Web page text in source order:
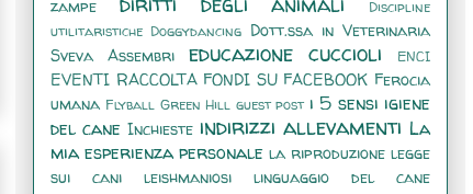
zampe
Discipline
utilitaristiche Doggydancing Dott.ssa in Veterinaria
Sveva Assembri
educazione cuccioli ENCI
EVENTI RACCOLTA FONDI SU FACEBOOK Ferocia
umana Flyball Green Hill guest post i 5 sensi igiene
del cane Inchieste indirizzi allevamenti La
mia esperienza personale la riproduzione legge
sui cani
leishmaniosi
linguaggio del cane